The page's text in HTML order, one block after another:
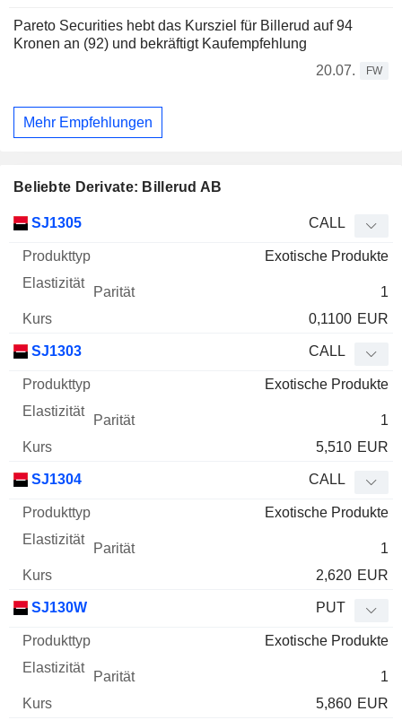
Pareto Securities hebt das Kursziel für Billerud auf 94
Kronen an (92) und bekräftigt Kaufempfehlung
20.07.
FW
Mehr Empfehlungen
Beliebte Derivate: Billerud AB
WKN Typ Kurs
SJ1305 CALL
Exotische Produkte
1
0,1100 EUR
SJ1303 CALL
Exotische Produkte
1
5,510 EUR
SJ1304 CALL
Exotische Produkte
1
2,620 EUR
SJ130W PUT
Exotische Produkte
1
5,860 EUR